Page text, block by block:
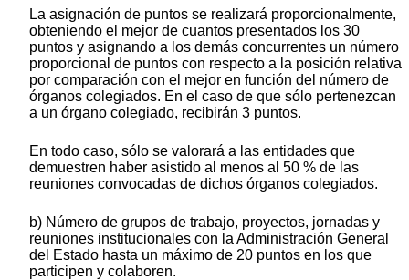
La asignación de puntos se realizará proporcionalmente,
obteniendo el mejor de cuantos presentados los 30
puntos y asignando a los demás concurrentes un número
proporcional de puntos con respecto a la posición relativa
por comparación con el mejor en función del número de
órganos colegiados. En el caso de que sólo pertenezcan
a un órgano colegiado, recibirán 3 puntos.
En todo caso, sólo se valorará a las entidades que
demuestren haber asistido al menos al 50 % de las
reuniones convocadas de dichos órganos colegiados.
b) Número de grupos de trabajo, proyectos, jornadas y
reuniones institucionales con la Administración General
del Estado hasta un máximo de 20 puntos en los que
participen y colaboren.